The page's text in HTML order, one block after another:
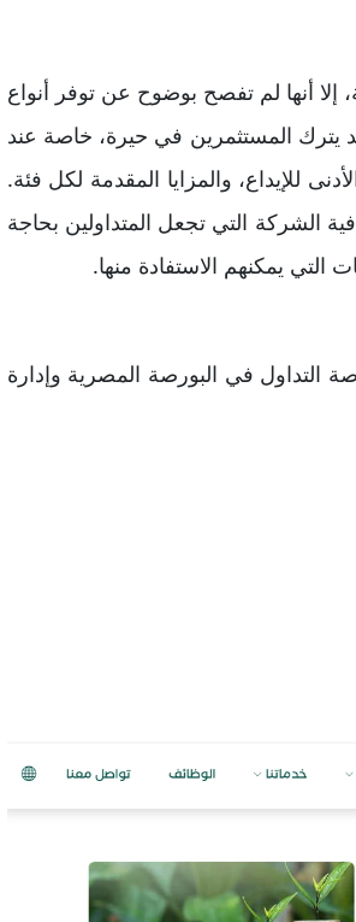
أنها لم تفصح بوضوح عن توفر أنواع
يترك المستثمرين في حيرة، خاصة عند
للإيداع، والمزايا المقدمة لكل فئة.
التي تجعل المتداولين بحاجة
يمكنهم الاستفادة منها.
التداول في البورصة المصرية وإدارة